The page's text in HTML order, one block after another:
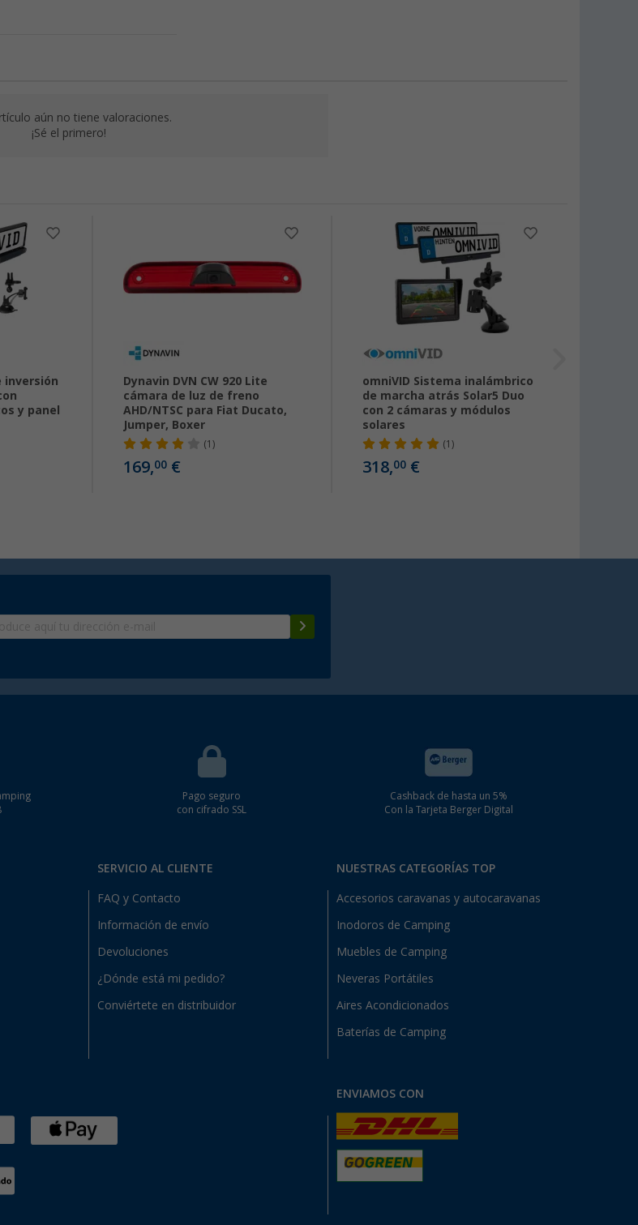
aún no tiene valoraciones.
¡Sé el primero!
inversión
y panel
Dynavin DVN CW 920 Lite
cámara de luz de freno
AHD/NTSC para Fiat Ducato,
Jumper, Boxer
(1)
169,00 €
omniVID Sistema inalámbrico
de marcha atrás Solar5 Duo
con 2 cámaras y módulos
solares
(1)
318,00€
Pago seguro
con cifrado SSL
Cashback de hasta un 5%
Con la Tarjeta Berger Digital
SERVICIO AL CLIENTE
FAQ y Contacto
Información de envío
Devoluciones
¿Dónde está mi pedido?
Conviértete en distribuidor
NUESTRAS CATEGORÍAS TOP
Accesorios caravanas y autocaravanas
Inodoros de Camping
Muebles de Camping
Neveras Portátiles
Aires Acondicionados
Baterías de Camping
ENVIAMOS CON